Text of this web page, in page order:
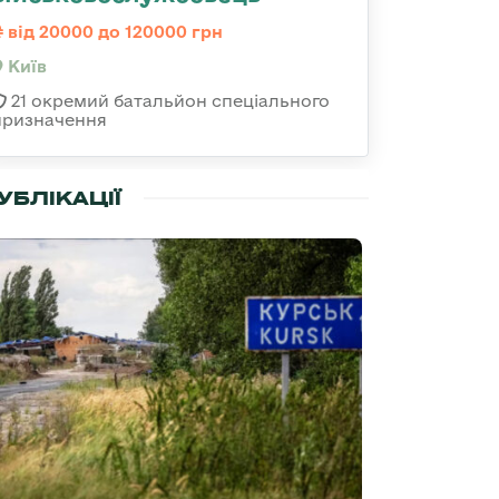
від 20000 до 120000 грн
Київ
21 окремий батальйон спеціального